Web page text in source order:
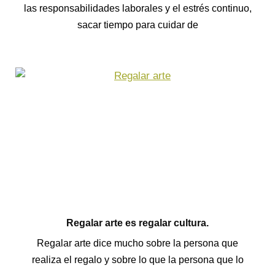
las responsabilidades laborales y el estrés continuo,
sacar tiempo para cuidar de
Regalar arte es regalar cultura.
Regalar arte dice mucho sobre la persona que
realiza el regalo y sobre lo que la persona que lo